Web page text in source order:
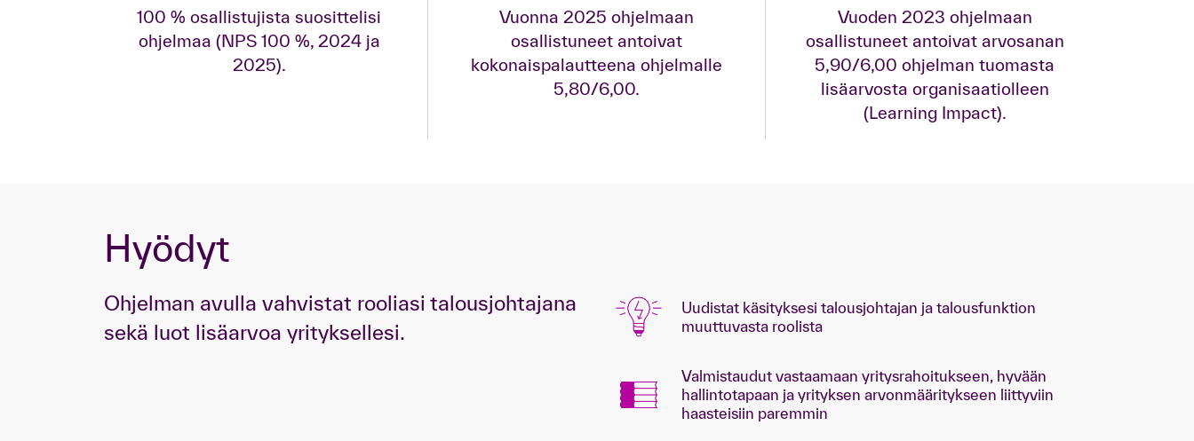
100 % osallistujista suosittelisi
ohjelmaa (NPS 100 %, 2024 ja
2025).
Vuonna 2025 ohjelmaan
osallistuneet antoivat
kokonaispalautteena ohjelmalle
5,80/6,00.
Vuoden 2023 ohjelmaan
osallistuneet antoivat arvosanan
5,90/6,00 ohjelman tuomasta
lisäarvosta organisaatiolleen
(Learning Impact).
Hyödyt
Ohjelman avulla vahvistat rooliasi talousjohtajana
sekä luot lisäarvoa yrityksellesi.
Uudistat käsityksesi talousjohtajan ja talousfunktion
muuttuvasta roolista
Valmistaudut vastaamaan yritysrahoitukseen, hyvään
hallintotapaan ja yrityksen arvonmääritykseen liittyviin
haasteisiin paremmin